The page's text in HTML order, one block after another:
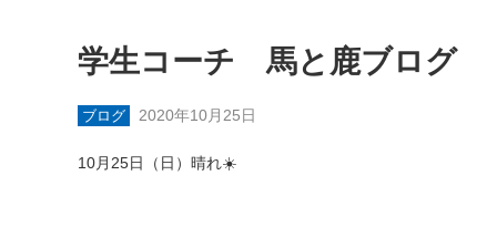
学生コーチ 馬と鹿ブログ
ブログ 2020年10月25日
10月25日（日）晴れ☀️